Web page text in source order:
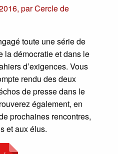
, parCercle de
toute une série de
la démocratie et dans le
d’exigences. Vous
rendu des deux
de presse dans le
également, en
prochaines rencontres,
et aux élus.